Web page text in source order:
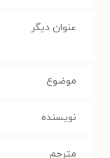
عنوان دیگر
موضوع
نویسنده
مترجم